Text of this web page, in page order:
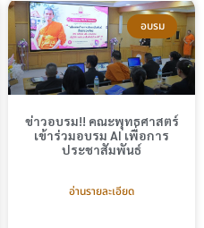
อบรม
ข่าวอบรม!! คณะพุทธศาสตร์
เข้าร่วมอบรม AI เพื่อการ
ประชาสัมพันธ์
อ่านรายละเอียด